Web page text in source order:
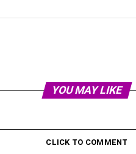
YOU MAY LIKE
CLICK TO COMMENT